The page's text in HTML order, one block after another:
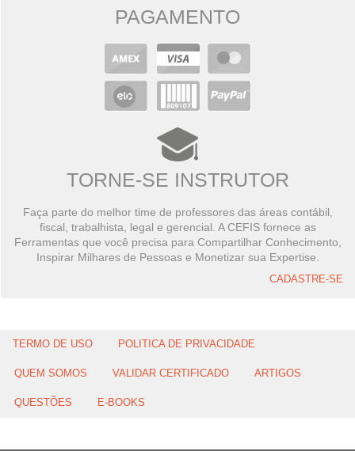
PAGAMENTO
TORNE-SE INSTRUTOR
Faça parte do melhor time de professores das áreas contábil,
fiscal, trabalhista, legal e gerencial. A CEFIS fornece as
Ferramentas que você precisa para Compartilhar Conhecimento,
Inspirar Milhares de Pessoas e Monetizar sua Expertise.
CADASTRE-SE
TERMO DE USO POLITICA DE PRIVACIDADE
QUEM SOMOS VALIDAR CERTIFICADO ARTIGOS
QUESTÕES E-BOOKS